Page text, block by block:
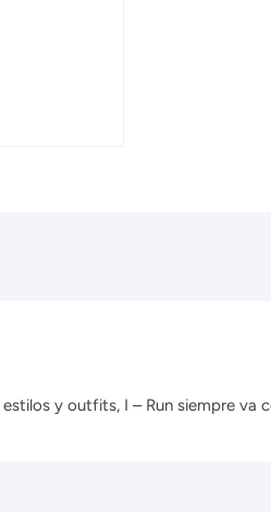
y outfits, I – Run siempre va